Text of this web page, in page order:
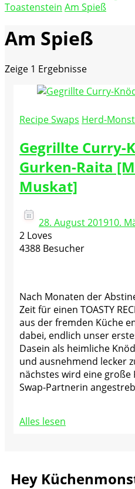
Toastenstein Am Spieß
Am Spieß
Zeige 1 Ergebnisse
Recipe Swaps Herd-
Gegrillte Curry-
Gurken-Raita
Muskat]
28. August 201910.
2 Loves
4388 Besucher
Nach Monaten der
Zeit für einen TOASTY
aus der fremden Küche
dabei, endlich unser
Dasein als heimliche
und ausnehmend lecker
nächstes wird eine
Swap-Partnerin
Alles lesen
Hey